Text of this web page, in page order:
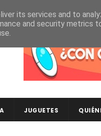
JUGUETES
its services and to
and security metrics